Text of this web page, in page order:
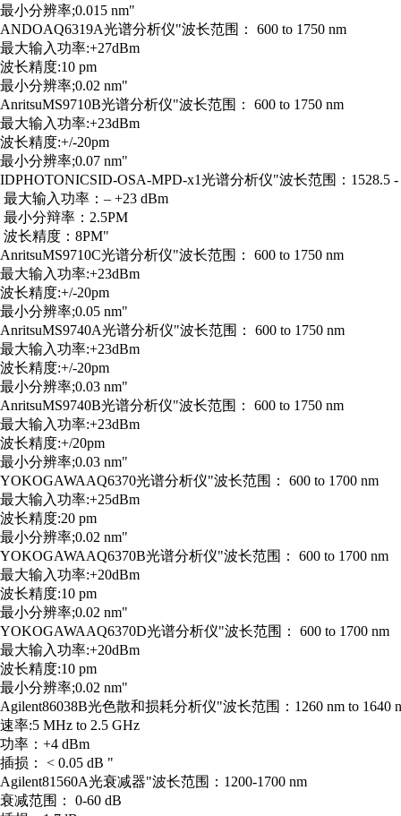
最小分辨率;0.015 nm"
ANDOAQ6319A光谱分析仪"波长范围： 600 to 1750 nm
最大输入功率:+27dBm
波长精度:10 pm
最小分辨率;0.02 nm"
AnritsuMS9710B光谱分析仪"波长范围： 600 to 1750 nm
最大输入功率:+23dBm
波长精度:+/-20pm
最小分辨率;0.07 nm"
IDPHOTONICSID-OSA-MPD-x1光谱分析仪"波长范围：1528.5 -
最大输入功率：– +23 dBm
最小分辩率：2.5PM
波长精度：8PM"
AnritsuMS9710C光谱分析仪"波长范围： 600 to 1750 nm
最大输入功率:+23dBm
波长精度:+/-20pm
最小分辨率;0.05 nm"
AnritsuMS9740A光谱分析仪"波长范围： 600 to 1750 nm
最大输入功率:+23dBm
波长精度:+/-20pm
最小分辨率;0.03 nm"
AnritsuMS9740B光谱分析仪"波长范围： 600 to 1750 nm
最大输入功率:+23dBm
波长精度:+/20pm
最小分辨率;0.03 nm"
YOKOGAWAAQ6370光谱分析仪"波长范围： 600 to 1700 nm
最大输入功率:+25dBm
波长精度:20 pm
最小分辨率;0.02 nm"
YOKOGAWAAQ6370B光谱分析仪"波长范围： 600 to 1700 nm
最大输入功率:+20dBm
波长精度:10 pm
最小分辨率;0.02 nm"
YOKOGAWAAQ6370D光谱分析仪"波长范围： 600 to 1700 nm
最大输入功率:+20dBm
波长精度:10 pm
最小分辨率;0.02 nm"
Agilent86038B光色散和损耗分析仪"波长范围：1260 nm to 1640
速率:5 MHz to 2.5 GHz
功率：+4 dBm
插损： < 0.05 dB "
Agilent81560A光衰减器"波长范围：1200-1700 nm
衰减范围： 0-60 dB